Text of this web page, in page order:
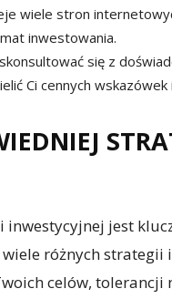
wiele stron
inwestowania.
się z
Ci cennych wskazówek
jest
różnych strategii
celów,